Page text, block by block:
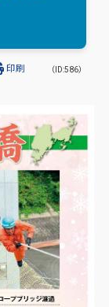
（ID:586）
印刷